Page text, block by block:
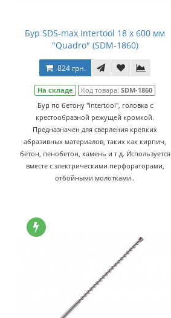
Бур SDS-max Intertool 18 х 600 мм
"Quadro" (SDM-1860)
824 грн.
На складе Код товара:SDM-1860
Бур по бетону "Intertool", головка с
крестообразной режущей кромкой.
Предназначен для сверления крепких
абразивных материалов, таких как кирпич,
бетон, пенобетон, камень и т.д. Используется
вместе с электрическими перфораторами,
отбойными молотками..